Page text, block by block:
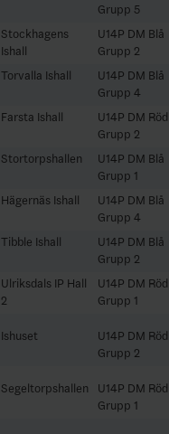
Grupp 5
Stockhagens
Ishall
U14P DM Blå
Grupp 2
Torvalla Ishall
U14P DM Blå
Grupp 4
Farsta Ishall
U14P DM Röd
Grupp 2
Stortorpshallen
U14P DM Blå
Grupp 1
Hägernäs Ishall
U14P DM Blå
Grupp 4
Tibble Ishall
U14P DM Blå
Grupp 2
Ulriksdals IP Hall
2
U14P DM Röd
Grupp 1
Ishuset
U14P DM Röd
Grupp 2
Segeltorpshallen
U14P DM Röd
Grupp 1